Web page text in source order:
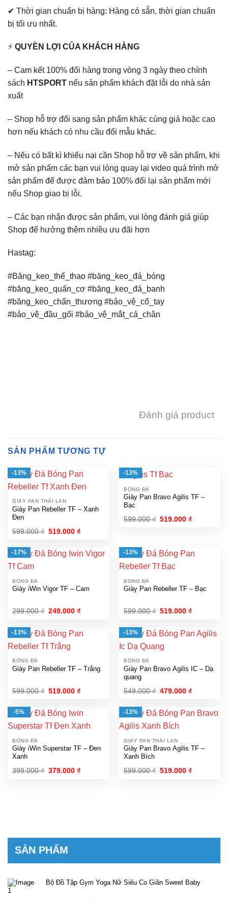
✔ Thời gian chuẩn bị hàng: Hàng có sẵn, thời gian chuẩn
bị tối ưu nhất.
⚡ QUYỀN LỢI CỦA KHÁCH HÀNG
– Cam kết 100% đổi hàng trong vòng 3 ngày theo chính
sách HTSPORT nếu sản phẩm khách đặt lỗi do nhà sản
xuất
– Shop hỗ trợ đổi sang sản phẩm khác cùng giá hoặc cao
hơn nếu khách có nhu cầu đổi mẫu khác.
– Nếu có bất kì khiếu nại cần Shop hỗ trợ về sản phẩm, khi
mở sản phẩm các bạn vui lòng quay lại video quá trình mở
sản phẩm để được đảm bảo 100% đổi lại sản phẩm mới
nếu Shop giao bị lỗi.
– Các bạn nhận được sản phẩm, vui lòng đánh giá giúp
Shop để hưởng thêm nhiều ưu đãi hơn
Hastag:
#Băng_keo_thể_thao #băng_keo_đá_bóng
#băng_keo_quấn_cơ #băng_keo_đá_banh
#băng_keo_chấn_thương #bảo_vệ_cổ_tay
#bảo_vệ_đầu_gối #bảo_vệ_mắt_cá_chân
Đánh giá product
SẢN PHẨM TƯƠNG TỰ
-13%
GIÀY PAN THÁI LAN
Giày Pan Rebeller TF – Xanh
Đen
599.000₫ Giá
599.000 ₫.
519.000₫Giá
là:
519.000 ₫.
-13%
BÓNG ĐÁ
Giày Pan Bravo Agilis TF –
Bạc
599.000₫ Giá
519.000₫Giá
-17%
BÓNG ĐÁ
Giày iWin Vigor TF – Cam
299.000₫ Giá
299.000 ₫.
249.000₫Giá
là:
249.000 ₫.
-13%
BÓNG ĐÁ
Giày Pan Rebeller TF – Bạc
599.000₫ Giá
599.000 ₫.
519.000₫Giá
là:
519.000 ₫.
-13%
BÓNG ĐÁ
Giày Pan Rebeller TF – Trắng
599.000₫ Giá
599.000 ₫.
519.000₫Giá
là:
519.000 ₫.
-13%
BÓNG ĐÁ
Giày Pan Bravo Agilis IC – Dạ
quang
549.000₫ Giá
549.000 ₫.
479.000₫Giá
là:
479.000 ₫.
-5%
BÓNG ĐÁ
Giày iWin Superstar TF – Đen
Xanh
399.000₫ Giá
379.000₫Giá
-13%
GIÀY PAN THÁI LAN
Giày Pan Bravo Agilis TF –
Xanh Bích
599.000₫ Giá
519.000₫Giá
SẢN PHẨM
Bộ Đồ Tập Gym Yoga Nữ Siêu Co Giãn Sweet Baby